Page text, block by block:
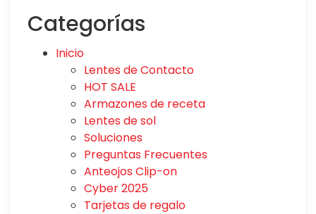
Categorías
Inicio
Lentes de Contacto
HOT SALE
Armazones de receta
Lentes de sol
Soluciones
Preguntas Frecuentes
Anteojos Clip-on
Cyber 2025
Tarjetas de regalo